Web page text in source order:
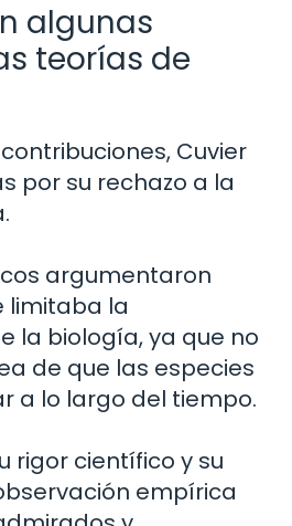
algunas
teorías de
Cuvier
por su rechazo a la
argumentaron
limitaba la
la biología, ya que no
de que las especies
a lo largo del tiempo.
rigor científico y su
empírica